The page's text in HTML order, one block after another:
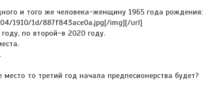
и того же человека-женщину 1965 года рождения:
1910/1d/887f843ace0a.jpg[/img][/url]
по второй-в 2020 году.
то третий год начала предпесионерства будет?